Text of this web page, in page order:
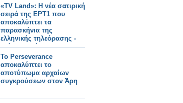
«TV Land»: Η νέα σατιρική
σειρά της ΕΡΤ1 που
αποκαλύπτει τα
παρασκήνια της
ελληνικής τηλεόρασης -
Δείτε το τρέιλερ
Το Perseverance
αποκαλύπτει το
αποτύπωμα αρχαίων
συγκρούσεων στον Άρη